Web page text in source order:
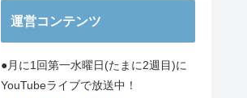
運営コンテンツ
●月に1回第一水曜日(たまに2週目)に
YouTubeライブで放送中！